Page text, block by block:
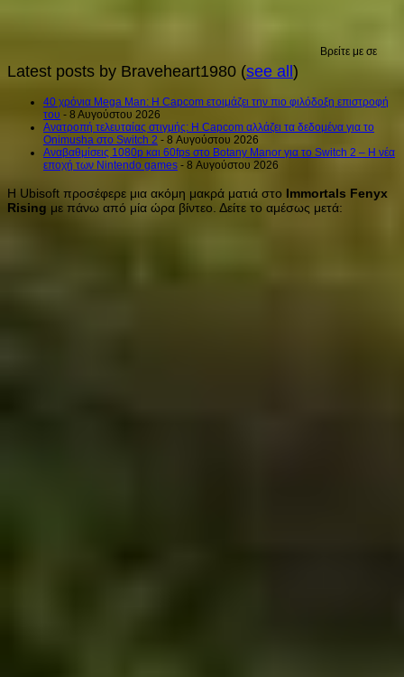
Βρείτε με σε
Latest posts by Braveheart1980 (see all)
40 χρόνια Mega Man: Η Capcom ετοιμάζει την πιο φιλόδοξη επιστροφή
του - 8 Αυγούστου 2026
Ανατροπή τελευταίας στιγμής: Η Capcom αλλάζει τα δεδομένα για το
Onimusha στο Switch 2 - 8 Αυγούστου 2026
Αναβαθμίσεις 1080p και 60fps στο Botany Manor για το Switch 2 – Η νέα
εποχή των Nintendo games - 8 Αυγούστου 2026
Η Ubisoft προσέφερε μια ακόμη μακρά ματιά στο Immortals Fenyx
Rising με πάνω από μία ώρα βίντεο. Δείτε το αμέσως μετά: